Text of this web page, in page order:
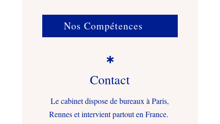
Nos Compétences

Contact
Le cabinet dispose de bureaux à Paris,
Rennes et intervient partout en France.